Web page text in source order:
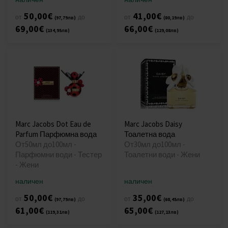
от 50,00€ (97,79лв) до
69,00€ (134,95лв)
от 41,00€ (80,19лв) до
66,00€ (129,08лв)
Marc Jacobs Dot Eau de
Parfum Парфюмна вода
От50мл до100мл -
Парфюмни води - Тестер
- Жени
наличен
от 50,00€ (97,79лв) до
61,00€ (119,31лв)
Marc Jacobs Daisy
Тоалетна вода
От30мл до100мл -
Тоалетни води - Жени
наличен
от 35,00€ (68,45лв) до
65,00€ (127,13лв)